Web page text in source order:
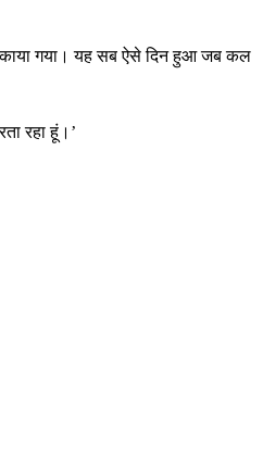
गया। यह सब ऐसे दिन हुआ जब कल
रहा हूं।’